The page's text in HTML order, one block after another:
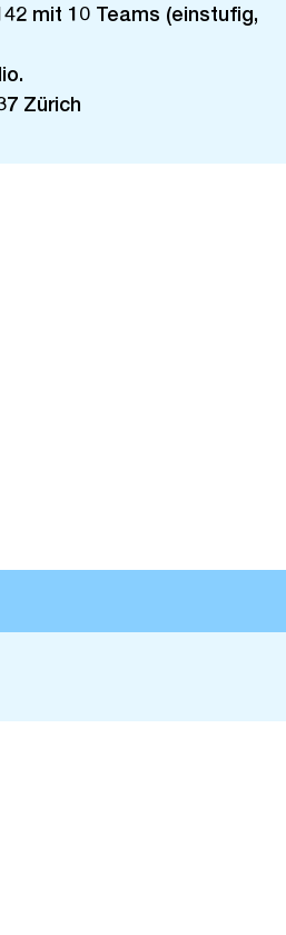
mit 10 Teams (einstufig,
Zürich